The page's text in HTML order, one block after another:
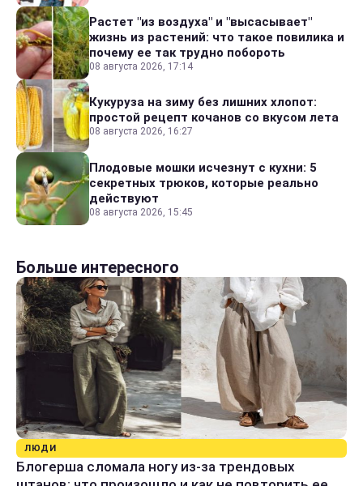
Растет "из воздуха" и "высасывает"
жизнь из растений: что такое повилика и
почему ее так трудно побороть
08 августа 2026, 17:14
Кукуруза на зиму без лишних хлопот:
простой рецепт кочанов со вкусом лета
08 августа 2026, 16:27
Плодовые мошки исчезнут с кухни: 5
секретных трюков, которые реально
действуют
08 августа 2026, 15:45
Больше интересного
ЛЮДИ
Блогерша сломала ногу из-за трендовых